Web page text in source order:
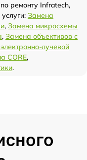
ремонту Infratech,
Замена
, Замена микросхемы
, Замена объективов с
лучевой
CORE,
.